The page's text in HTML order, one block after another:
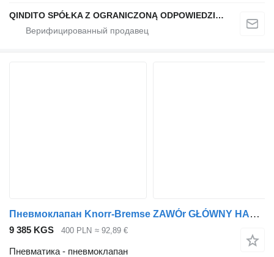
QINDITO SPÓŁKA Z OGRANICZONĄ ODPOWIEDZIALNOŚCIĄ
Пневмоклапан Knorr-Bremse ZAWÓr GŁÓWNY HAMULCOWY EBS K039569 для тягача MAN TGA
9 385 KGS 400 PLN ≈ 92,89 €
Пневматика - пневмоклапан